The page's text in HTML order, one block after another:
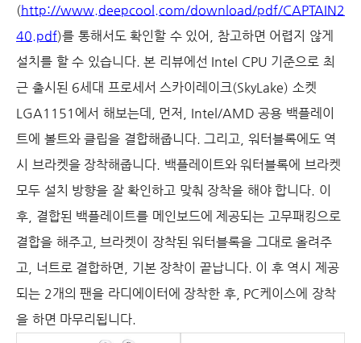
(http://www.deepcool.com/download/pdf/CAPTAIN2
40.pdf)를 통해서도 확인할 수 있어
참고하면 어렵지 않게
설치를 할 수 있습니다. 본 리뷰에선 Intel CPU 기준으로 최
근 출시된 6세대 프로세서 스카이레이크(SkyLake) 소켓
LGA1151 에서 해보는데 먼저 , Intel/AMD 공용 백플레이
트에 볼트와 클립을 결합해줍니다. 그리고 워터블록에도 역
시 브라켓을 장착해줍니다. 백플레이트와 워터블록에 브라켓
모두 설치 방향을 잘 확인하고 맞춰 장착을 해야 합니다. 이
후 결합된 백플레이트를 메인보드에 제공되는 고무패킹으로
결합을 해주고, 브라켓이 장착된 워터블록을 그대로 올려주
고
너트로 결합하면 기본 장착이 끝납니다. 이 후 역시 제공
되는 2개의 팬을 라디에이터에 장착한 후, PC케이스에 장착
을 하면 마무리됩니다.